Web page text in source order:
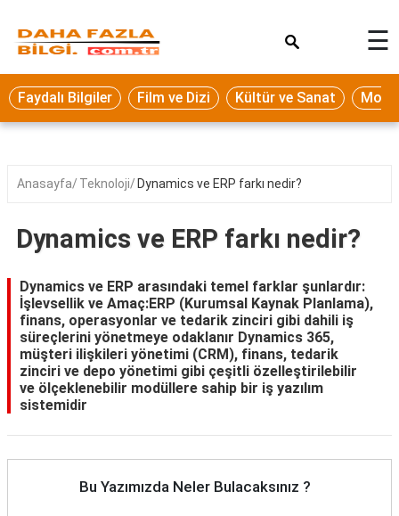
Eğitim
Ekonomi
Seyahat
Oyun
Yaşam
Hukuk
Blog
☰
Faydalı Bilgiler Film ve Dizi Kültür ve Sanat
Anasayfa Teknoloji Dynamics ve ERP farkı nedir?
Dynamics ve ERP farkı nedir?
Dynamics ve ERP arasındaki temel farklar şunlardır:
İşlevsellik ve Amaç:ERP (Kurumsal Kaynak Planlama),
finans, operasyonlar ve tedarik zinciri gibi dahili iş
süreçlerini yönetmeye odaklanır Dynamics 365,
müşteri ilişkileri yönetimi (CRM), finans, tedarik
zinciri ve depo yönetimi gibi çeşitli özelleştirilebilir
ve ölçeklenebilir modüllere sahip bir iş yazılım
sistemidir
Bu Yazımızda Neler Bulacaksınız ?